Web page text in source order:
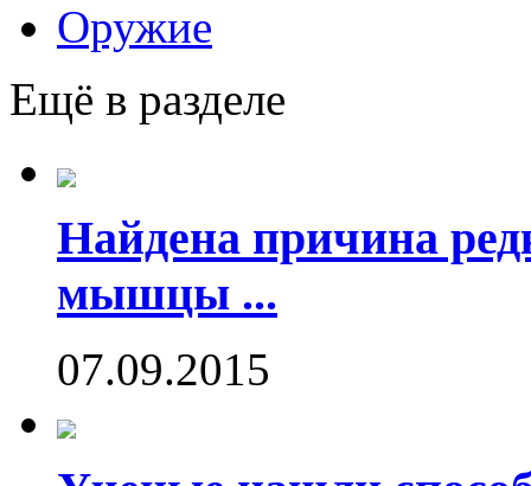
Оружие
Ещё в разделе
Найдена причина
мышцы ...
07.09.2015